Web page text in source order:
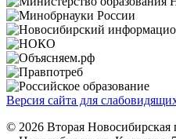
Версия сайта для
© 2026 Вторая Новосибирская